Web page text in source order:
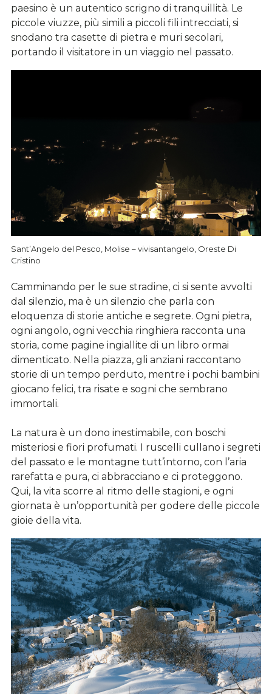
paesino è un autentico scrigno di tranquillità. Le
piccole viuzze, più simili a piccoli fili intrecciati, si
snodano tra casette di pietra e muri secolari,
portando il visitatore in un viaggio nel passato.
Sant’Angelo del Pesco, Molise – vivisantangelo, Oreste Di
Cristino
Camminando per le sue stradine, ci si sente avvolti
dal silenzio, ma è un silenzio che parla con
eloquenza di storie antiche e segrete. Ogni pietra,
ogni angolo, ogni vecchia ringhiera racconta una
storia, come pagine ingiallite di un libro ormai
dimenticato. Nella piazza, gli anziani raccontano
storie di un tempo perduto, mentre i pochi bambini
giocano felici, tra risate e sogni che sembrano
immortali.
La natura è un dono inestimabile, con boschi
misteriosi e fiori profumati. I ruscelli cullano i segreti
del passato e le montagne tutt’intorno, con l’aria
rarefatta e pura, ci abbracciano e ci proteggono.
Qui, la vita scorre al ritmo delle stagioni, e ogni
giornata è un’opportunità per godere delle piccole
gioie della vita.